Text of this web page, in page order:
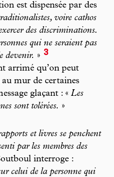
est dispensée par des
voire cathos
des discriminations.
qui ne seraient pas
devenir. » 3
arrimé qu’on peut
au mur de certaines
glaçant : « Les
sont tolérées. »
et livres se penchent
par les membres des
interroge :
celui de la personne qui